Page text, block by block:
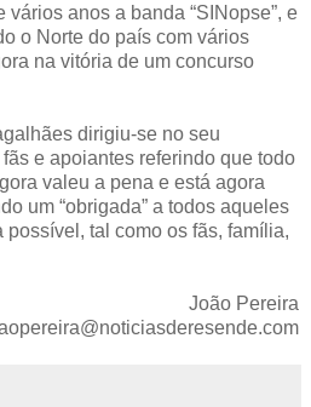
anos a banda “SINopse”, e
o Norte do país com vários
na vitória de um concurso
dirigiu-se no seu
e apoiantes referindo que todo
valeu a pena e está agora
um “obrigada” a todos aqueles
tal como os fãs, família,
João Pereira